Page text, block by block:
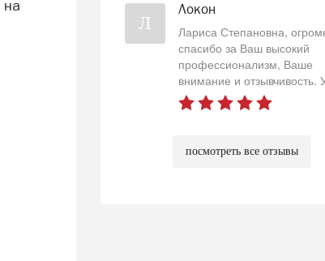
Л
Локон
Лариса Степановна,
спасибо за Ваш высокий
профессионализм, Ваше
внимание и отзывчивость.
посмотреть все отзывы